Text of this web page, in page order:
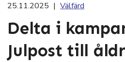
25.11.2025 | Välfärd
Delta i
Julpost till